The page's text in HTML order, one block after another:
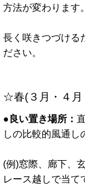
方法が変わります。
長く咲きつづける
ださい。
☆春(３月・４月
●良い置き場所：
しの比較的風通し
(例)窓際、廊下、
レース越しで当て